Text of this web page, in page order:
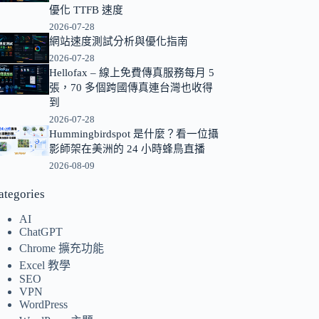
優化 TTFB 速度
2026-07-28
網站速度測試分析與優化指南
2026-07-28
Hellofax – 線上免費傳真服務每月 5
張，70 多個跨國傳真連台灣也收得
到
2026-07-28
Hummingbirdspot 是什麼？看一位攝
影師架在美洲的 24 小時蜂鳥直播
2026-08-09
AI
ChatGPT
Chrome 擴充功能
Excel 教學
SEO
VPN
WordPress